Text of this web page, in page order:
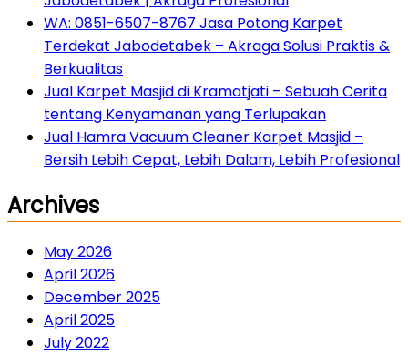
WA: 0851-6507-8767 Jasa Potong Karpet
Terdekat Jabodetabek – Akraga Solusi Praktis &
Berkualitas
Jual Karpet Masjid di Kramatjati – Sebuah Cerita
tentang Kenyamanan yang Terlupakan
Jual Hamra Vacuum Cleaner Karpet Masjid –
Bersih Lebih Cepat, Lebih Dalam, Lebih Profesional
Archives
May 2026
April 2026
December 2025
April 2025
July 2022